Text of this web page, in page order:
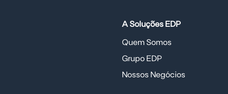
A Soluções EDP
Quem Somos
Grupo EDP
Nossos Negócios